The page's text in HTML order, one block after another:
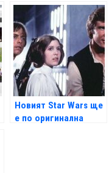
за конни
надбягвания
Новият Star Wars ще
е по оригинална